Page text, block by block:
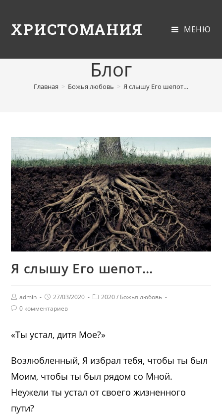
ХРИСТОМАНИЯ МЕНЮ
Блог
Главная > Божья любовь > Я слышу Его шепот…
Я слышу Его шепот…
admin 27/03/2020 2020 / Божья любовь
0 комментариев
«Ты устал, дитя Мое?»
Возлюбленный, Я избрал тебя, чтобы ты был
Моим, чтобы ты был рядом со Мной.
Неужели ты устал от своего жизненного
пути?